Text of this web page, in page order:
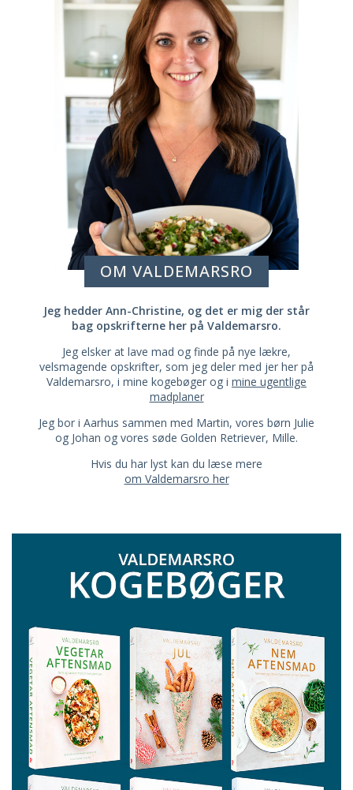
OM VALDEMARSRO
Jeg hedder Ann-Christine, og det er mig der står
bag opskrifterne her på Valdemarsro.
Jeg elsker at lave mad og finde på nye lækre,
velsmagende opskrifter, som jeg deler med jer her på
Valdemarsro, i mine kogebøger og i mine ugentlige
madplaner
Jeg bor i Aarhus sammen med Martin, vores børn Julie
og Johan og vores søde Golden Retriever, Mille.
Hvis du har lyst kan du læse mere
om Valdemarsro her